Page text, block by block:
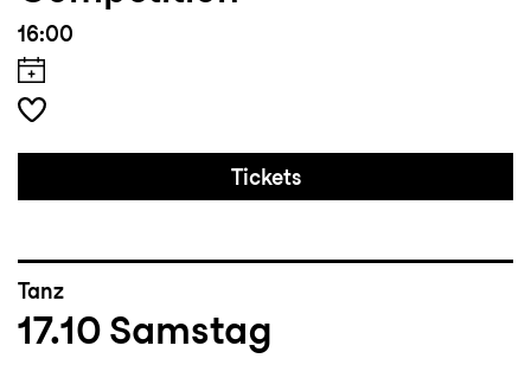
16:00
Tickets
Tanz
17.10 Samstag